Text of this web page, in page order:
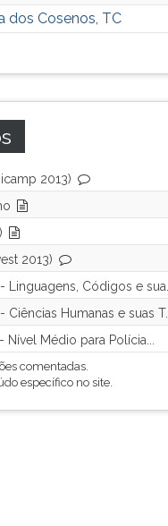
dos Cosenos, TC
2013)
2013)
Linguagens, Códigos e sua...
Ciências Humanas e suas T...
Nível Médio para Polícia...
comentadas.
específico no site.